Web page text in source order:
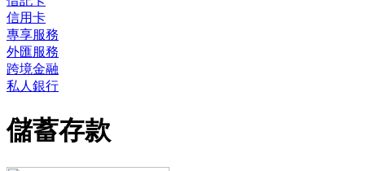
信用卡
專享服務
外匯服務
跨境金融
私人銀行
儲蓄存款